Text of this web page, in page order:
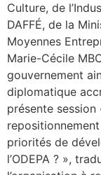
Culture, de
DAFFÉ, de la
Moyennes
Marie-Cécile
gouvernement
diplomatique
présente
priorités de
l’ODEPA ? »,